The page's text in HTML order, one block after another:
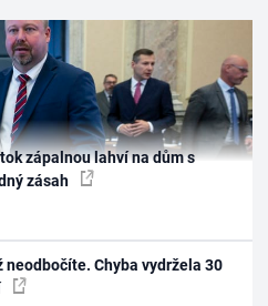
zápalnou lahví na dům s
zásah
neodbočíte. Chyba vydržela 30